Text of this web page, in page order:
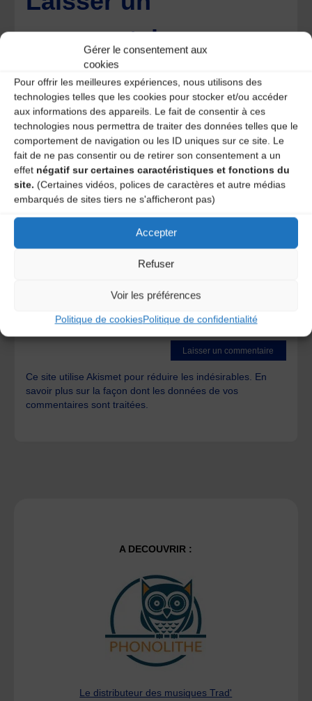
Gérer le consentement aux
cookies
Pour offrir les meilleures expériences, nous utilisons des
technologies telles que les cookies pour stocker et/ou accéder
aux informations des appareils. Le fait de consentir à ces
technologies nous permettra de traiter des données telles que le
comportement de navigation ou les ID uniques sur ce site. Le
fait de ne pas consentir ou de retirer son consentement a un
effet négatif sur certaines caractéristiques et fonctions du
site. (Certaines vidéos, polices de caractères et autre médias
embarqués de sites tiers ne s'afficheront pas)
Accepter
Refuser
Voir les préférences
Politique de cookiesPolitique de confidentialité
commentaire
Votre adresse e-mail ne sera pas publiée.
obligatoires sont indiqués avec
time I post a comment.
Ce site utilise Akismet pour réduire les indésirables. En
savoir plus sur la façon dont les données de vos
commentaires sont traitées.
A DECOUVRIR :
Le distributeur des musiques Trad'